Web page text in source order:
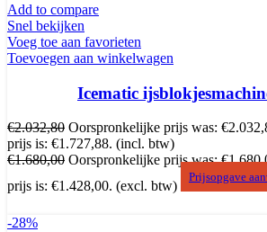
Add to compare
Snel bekijken
Voeg toe aan favorieten
Toevoegen aan winkelwagen
Icematic
€2.032,80 Oorspronkelijke prijs was:
prijs is: €1.727,88. (incl. btw)
€1.680,00 Oorspronkelijke prijs was:
prijs is: €1.428,00. (excl. btw)
Prijsopgave
-28%